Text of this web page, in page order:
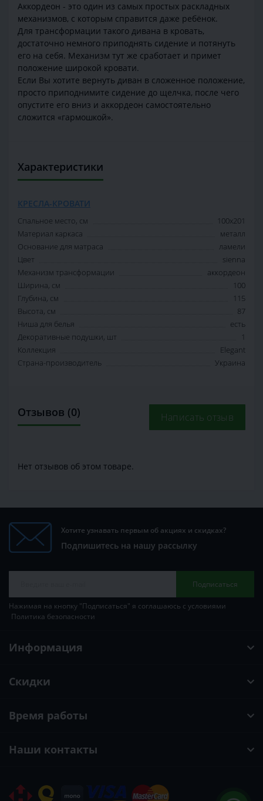
Аккордеон - это один из самых простых раскладных
механизмов, с которым справится даже ребёнок.
Для трансформации такого дивана в кровать,
достаточно немного приподнять сидение и потянуть
его на себя. Механизм тут же сработает и примет
положение широкой кровати.
Если Вы хотите вернуть диван в сложенное положение,
просто приподнимите сидение до щелчка, после чего
опустите его вниз и аккордеон самостоятельно
сложится «гармошкой».
Характеристики
КРЕСЛА-КРОВАТИ
Спальное место, см
100х201
Материал каркаса
металл
Основание для матраса
ламели
Цвет
sienna
Механизм трансформации
аккордеон
Ширина, см
100
Глубина, см
115
Высота, см
87
Ниша для белья
есть
Декоративные подушки, шт
1
Коллекция
Elegant
Страна-производитель
Украина
Отзывов (0) Написать отзыв
Нет отзывов об этом товаре.
Хотите узнавать первым об акциях и скидках?
Подпишитесь на нашу рассылку
Подписаться
Нажимая на кнопку "Подписаться" я соглашаюсь с условиями
Политика безопасности
Информация
Скидки
Время работы
Наши контакты